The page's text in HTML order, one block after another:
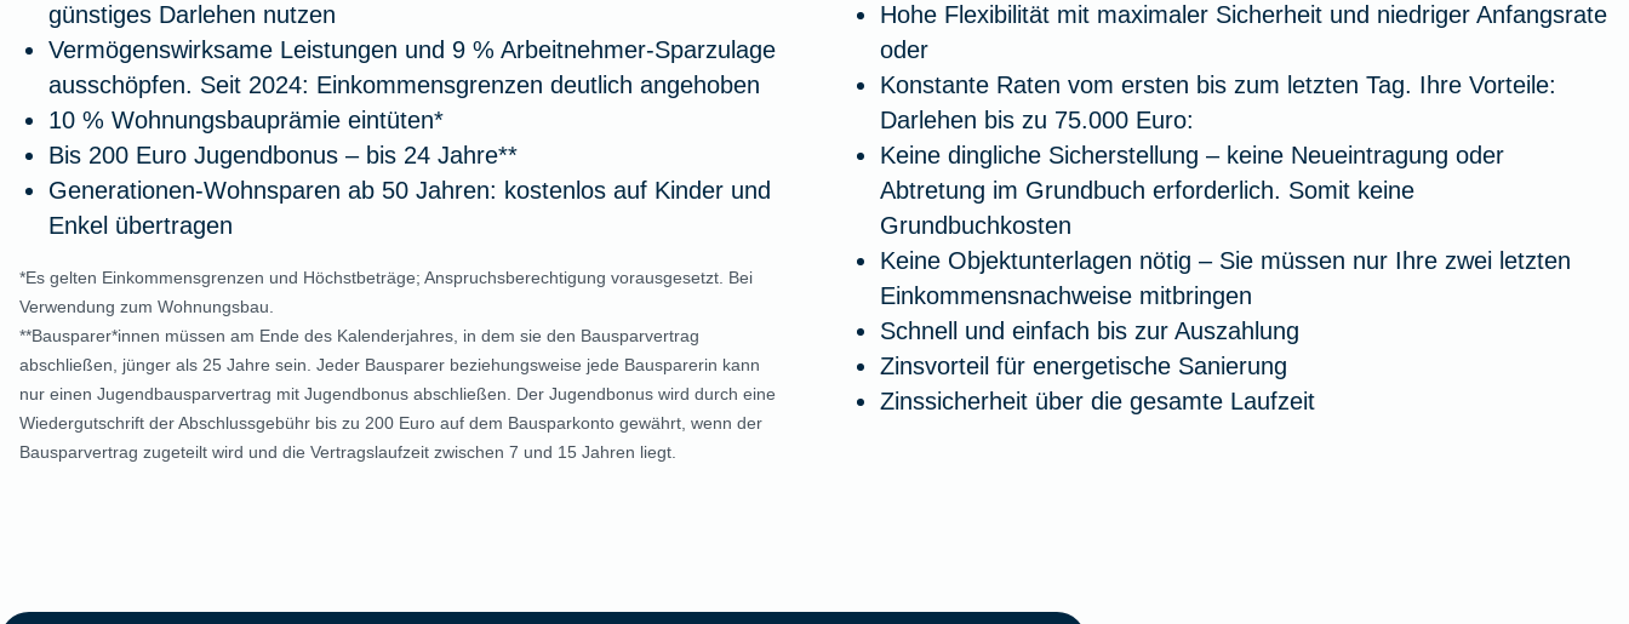
günstiges Darlehen nutzen
Vermögenswirksame Leistungen und 9 % Arbeitnehmer-Sparzulage
ausschöpfen. Seit 2024: Einkommensgrenzen deutlich angehoben
10 % Wohnungsbauprämie eintüten*
Bis 200 Euro Jugendbonus – bis 24 Jahre**
Generationen-Wohnsparen ab 50 Jahren: kostenlos auf Kinder und
Enkel übertragen
*Es gelten Einkommensgrenzen und Höchstbeträge; Anspruchsberechtigung vorausgesetzt. Bei
Verwendung zum Wohnungsbau.
**Bausparer*innen müssen am Ende des Kalenderjahres, in dem sie den Bausparvertrag
abschließen, jünger als 25 Jahre sein. Jeder Bausparer beziehungsweise jede Bausparerin kann
nur einen Jugendbausparvertrag mit Jugendbonus abschließen. Der Jugendbonus wird durch eine
Wiedergutschrift der Abschlussgebühr bis zu 200 Euro auf dem Bausparkonto gewährt, wenn der
Bausparvertrag zugeteilt wird und die Vertragslaufzeit zwischen 7 und 15 Jahren liegt.
Hohe Flexibilität mit maximaler Sicherheit und niedriger Anfangsrate
oder
Konstante Raten vom ersten bis zum letzten Tag. Ihre Vorteile:
Darlehen bis zu 75.000 Euro:
Keine dingliche Sicherstellung – keine Neueintragung oder
Abtretung im Grundbuch erforderlich. Somit keine
Grundbuchkosten
Keine Objektunterlagen nötig – Sie müssen nur Ihre zwei letzten
Einkommensnachweise mitbringen
Schnell und einfach bis zur Auszahlung
Zinsvorteil für energetische Sanierung
Zinssicherheit über die gesamte Laufzeit